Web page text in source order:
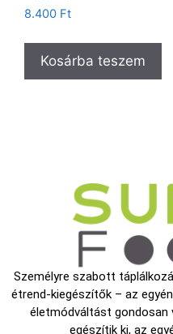
8.400 Ft
Kosárba teszem
Személyre szabott
étrend-kiegészítők – az
életmódváltást
egészítik ki, az